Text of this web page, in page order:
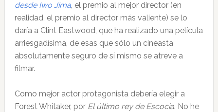
desde Iwo Jima, el premio al mejor director (en
realidad, el premio al director más valiente) se lo
daría a Clint Eastwood, que ha realizado una película
arriesgadísima, de esas que sólo un cineasta
absolutamente seguro de sí mismo se atreve a
filmar.
Como mejor actor protagonista debería elegir a
Forest Whitaker, por El último rey de Escocia. No he